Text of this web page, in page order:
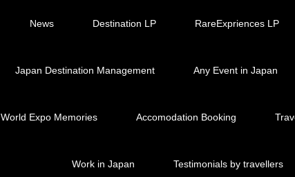
News Destination LP RareExpriences LP
Japan Destination Management Any Event in Japan
World Expo Memories Accomodation Booking
Work in Japan Testimonials by travellers